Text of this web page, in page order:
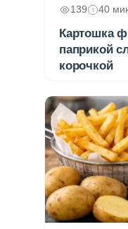
139 40
Картошка
паприкой
корочкой